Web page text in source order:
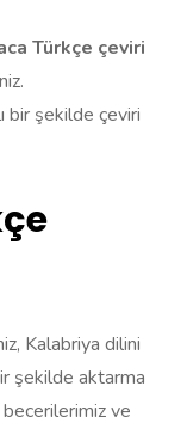
Türkçe çeviri
bir şekilde çeviri
Kalabriya dilini
şekilde aktarma
becerilerimiz ve